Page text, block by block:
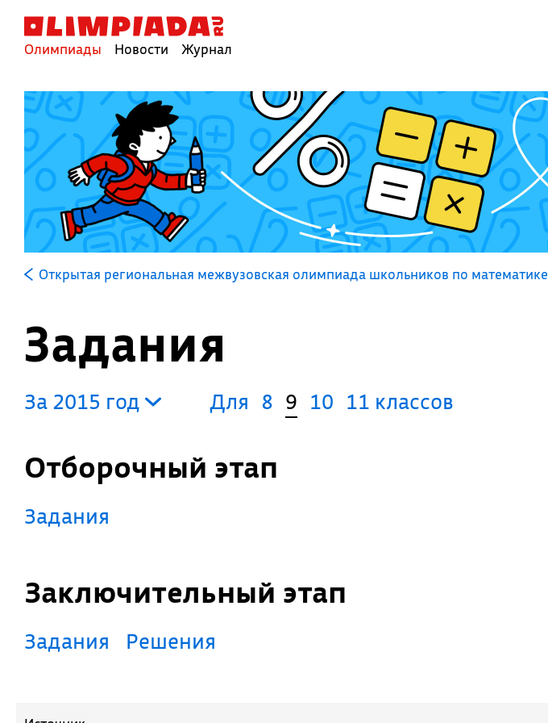
Олимпиады Новости Журнал
Открытая региональная межвузовская олимпиада школьников по математике
Задания
За 2015 год Для 8 9 10 11 классов
Отборочный этап
Задания
Заключительный этап
Задания Решения